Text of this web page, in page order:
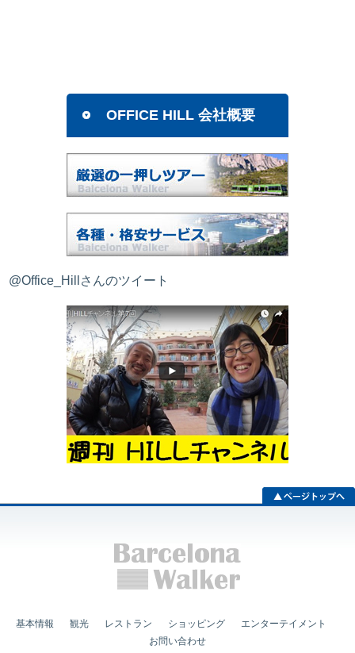
OFFICE HILL 会社概要
@Office_Hillさんのツイート
基本情報 観光 レストラン ショッピング
エンターテイメント
お問い合わせ